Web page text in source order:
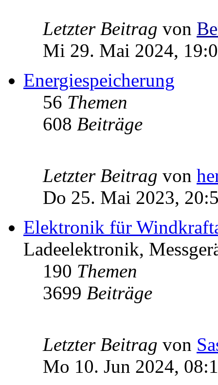
Letzter Beitrag von
Mi 29. Mai 2024,
Energiespeicherung
56 Themen
608 Beiträge
Letzter Beitrag von
Do 25. Mai 2023,
Elektronik für
Ladeelektronik,
190 Themen
3699 Beiträge
Letzter Beitrag von
Mo 10. Jun 2024,